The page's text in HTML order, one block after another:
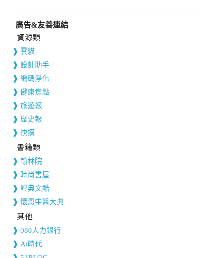
廣告&友善連結
資源類
雲貓
設計助手
編碼淨化
健康焦點
旅遊報
歷史報
快摘
書籍類
翰林院
時尚書屋
經典文酷
懷恩中醫大典
其他
080人力銀行
Ai時代